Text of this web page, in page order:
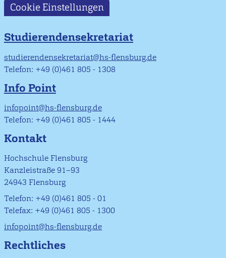
Cookie Einstellungen
Studierendensekretariat
studierendensekretariat@hs-flensburg.de
Telefon: +49 (0)461 805 - 1308
Info Point
infopoint@hs-flensburg.de
Telefon: +49 (0)461 805 - 1444
Kontakt
Hochschule Flensburg
Kanzleistraße 91–93
24943 Flensburg
Telefon: +49 (0)461 805 - 01
Telefax: +49 (0)461 805 - 1300
infopoint@hs-flensburg.de
Rechtliches